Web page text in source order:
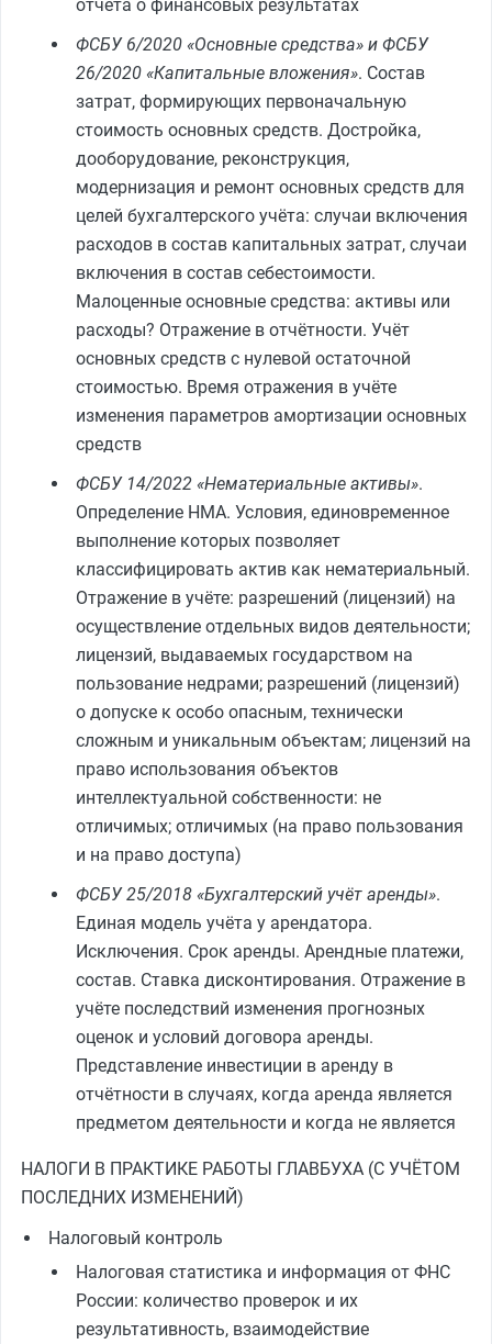
отчёта о финансовых результатах
ФСБУ 6/2020 «Основные средства» и ФСБУ
26/2020 «Капитальные вложения». Состав
затрат, формирующих первоначальную
стоимость основных средств. Достройка,
дооборудование, реконструкция,
модернизация и ремонт основных средств для
целей бухгалтерского учёта: случаи включения
расходов в состав капитальных затрат, случаи
включения в состав себестоимости.
Малоценные основные средства: активы или
расходы? Отражение в отчётности. Учёт
основных средств с нулевой остаточной
стоимостью. Время отражения в учёте
изменения параметров амортизации основных
средств
ФСБУ 14/2022 «Нематериальные активы».
Определение НМА. Условия, единовременное
выполнение которых позволяет
классифицировать актив как нематериальный.
Отражение в учёте: разрешений (лицензий) на
осуществление отдельных видов деятельности;
лицензий, выдаваемых государством на
пользование недрами; разрешений (лицензий)
о допуске к особо опасным, технически
сложным и уникальным объектам; лицензий на
право использования объектов
интеллектуальной собственности: не
отличимых; отличимых (на право пользования
и на право доступа)
ФСБУ 25/2018 «Бухгалтерский учёт аренды».
Единая модель учёта у арендатора.
Исключения. Срок аренды. Арендные платежи,
состав. Ставка дисконтирования. Отражение в
учёте последствий изменения прогнозных
оценок и условий договора аренды.
Представление инвестиции в аренду в
отчётности в случаях, когда аренда является
предметом деятельности и когда не является
НАЛОГИ В ПРАКТИКЕ РАБОТЫ ГЛАВБУХА (С УЧЁТОМ
ПОСЛЕДНИХ ИЗМЕНЕНИЙ)
Налоговый контроль
Налоговая статистика и информация от ФНС
России: количество проверок и их
результативность, взаимодействие